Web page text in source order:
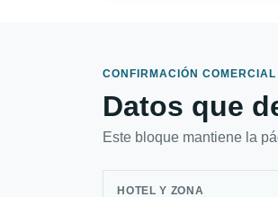
CONFIRMACIÓN COMERCIAL
Datos que
Este bloque mantiene la
HOTEL Y ZONA